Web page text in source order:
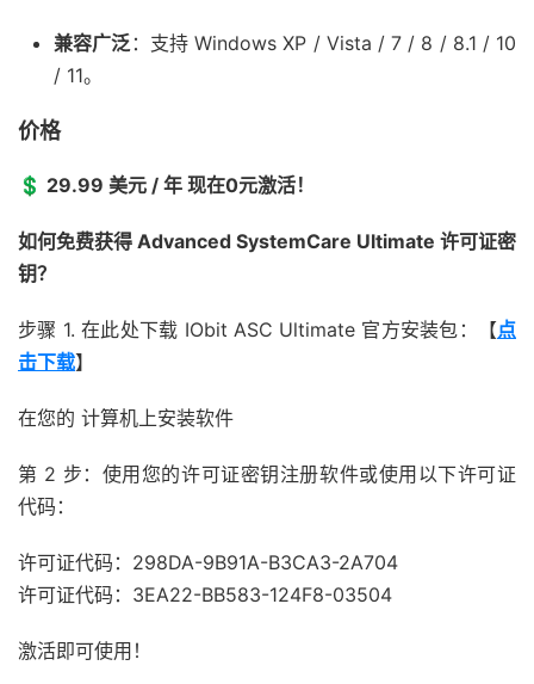
兼容广泛：支持 Windows XP / Vista / 7 / 8 / 8.1 / 10
/ 11。
价格
💲 29.99 美元 / 年 现在0元激活！
如何免费获得 Advanced SystemCare Ultimate 许可证密
钥？
步骤 1. 在此处下载 IObit ASC Ultimate 官方安装包：【点
击下载】
在您的 计算机上安装软件
第 2 步：使用您的许可证密钥注册软件或使用以下许可证
代码：
许可证代码：298DA-9B91A-B3CA3-2A704
许可证代码：3EA22-BB583-124F8-03504
激活即可使用！